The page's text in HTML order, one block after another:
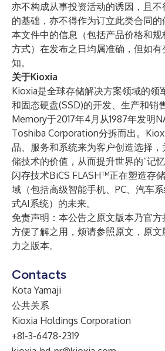
亦不构成从事投资活动的诱因，且
的基础，亦不得作为订立此类合同的
本文件中的信息（包括产品价格和
方式）在发布之日均属准确，但如有
知。
关于Kioxia
Kioxia是全球存储解决方案领域的领
和固态硬盘(SSD)的开发、生产和销
Memory于2017年4月从1987年发明
Toshiba Corporation分拆而出。
品、服务和系统来为客户创造选择
储技术的价值，从而提升世界的“记
闪存技术BiCS FLASH™正在塑造存
域（包括高级智能手机、PC、汽车
式AI系统）的未来。
免责声明：本公告之原文版本乃官
方便了解之用，烦请参照原文，原
力之版本。
Contacts
Kota Yamaji
公共关系
Kioxia Holdings Corporation
+81-3-6478-2319